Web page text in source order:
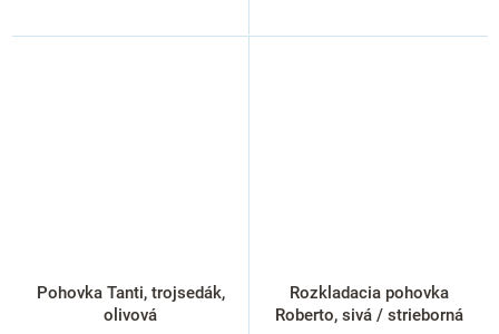
Pohovka Tanti, trojsedák,
olivová
Rozkladacia pohovka
Roberto, sivá / strieborná